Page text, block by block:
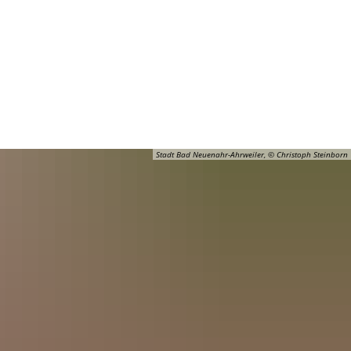
Stadt Bad Neuenahr-Ahrweiler, © Christoph Steinborn